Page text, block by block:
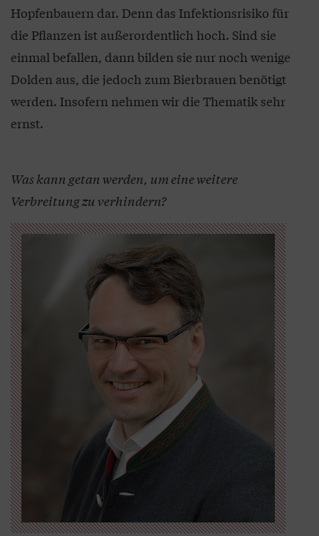
Hopfenbauern dar. Denn das Infektionsrisiko für
die Pflanzen ist außerordentlich hoch. Sind sie
einmal befallen, dann bilden sie nur noch wenige
Dolden aus, die jedoch zum Bierbrauen benötigt
werden. Insofern nehmen wir die Thematik sehr
ernst.
Was kann getan werden, um eine weitere
Verbreitung zu verhindern?